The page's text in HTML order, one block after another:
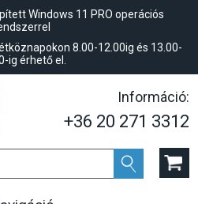
Windows 11 PRO operációs
8.00-12.00ig és 13.00-
ig érhető el.
Információ:
+36 20 271 3312